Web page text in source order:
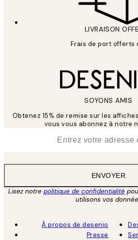
LIVRAISON
Frais de port offerts
SOYONS AMIS
Obtenez 15% de remise sur les
vous vous abonnez à notre
ENVOYER
Lisez notre politique de confidentialité
utilisons vos
À propos de desenio
Presse